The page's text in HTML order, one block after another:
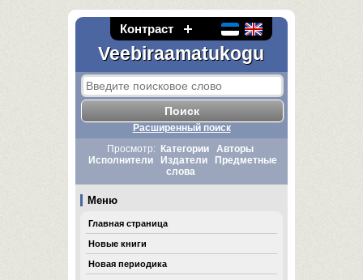
Контраст
Veebiraamatukogu
Расширенный поиск
Просмотр:
Категории
Авторы
Исполнители
Издатели
Предметные
слова
Меню
Главная страница
Новые книги
Новая периодика